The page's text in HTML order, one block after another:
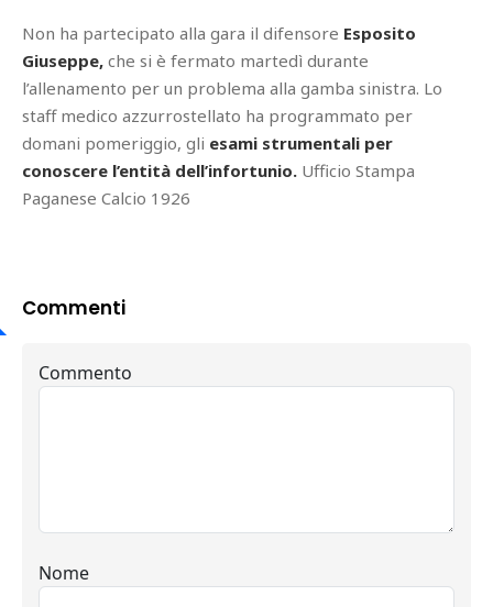
Non ha partecipato alla gara il difensore Esposito
Giuseppe, che si è fermato martedì durante
l’allenamento per un problema alla gamba sinistra. Lo
staff medico azzurrostellato ha programmato per
domani pomeriggio, gli esami strumentali per
conoscere l’entità dell’infortunio. Ufficio Stampa
Paganese Calcio 1926
Commenti